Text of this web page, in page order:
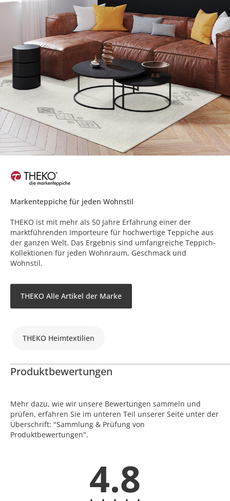
Markenteppiche für jeden Wohnstil
THEKO ist mit mehr als 50 Jahre Erfahrung einer der
marktführenden Importeure für hochwertige Teppiche aus
der ganzen Welt. Das Ergebnis sind umfangreiche Teppich-
Kollektionen für jeden Wohnraum, Geschmack und
Wohnstil.
THEKO Alle Artikel der Marke
THEKO Heimtextilien
Produktbewertungen
Mehr dazu, wie wir unsere Bewertungen sammeln und
prüfen, erfahren Sie im unteren Teil unserer Seite unter der
Überschrift: "Sammlung & Prüfung von
Produktbewertungen".
4.8